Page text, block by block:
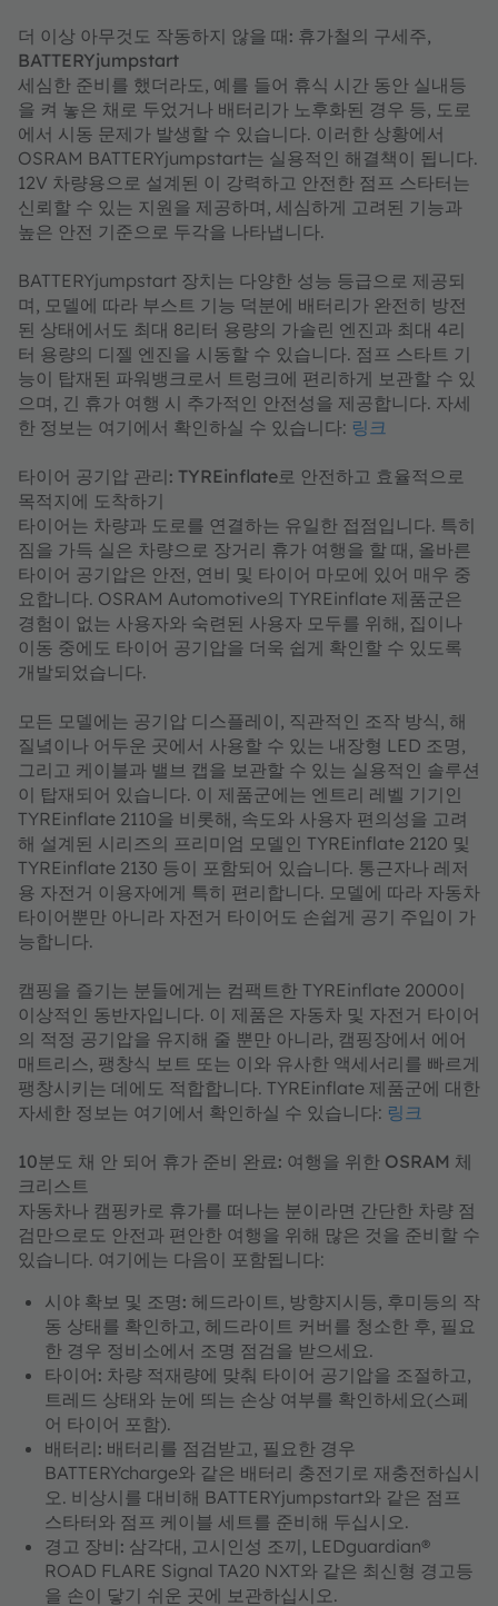
더 이상 아무것도 작동하지 않을 때: 휴가철의 구세주,
BATTERYjumpstart
세심한 준비를 했더라도, 예를 들어 휴식 시간 동안 실내등
을 켜 놓은 채로 두었거나 배터리가 노후화된 경우 등, 도로
에서 시동 문제가 발생할 수 있습니다. 이러한 상황에서
OSRAM BATTERYjumpstart는 실용적인 해결책이 됩니다.
12V 차량용으로 설계된 이 강력하고 안전한 점프 스타터는
신뢰할 수 있는 지원을 제공하며, 세심하게 고려된 기능과
높은 안전 기준으로 두각을 나타냅니다.
BATTERYjumpstart 장치는 다양한 성능 등급으로 제공되
며, 모델에 따라 부스트 기능 덕분에 배터리가 완전히 방전
된 상태에서도 최대 8리터 용량의 가솔린 엔진과 최대 4리
터 용량의 디젤 엔진을 시동할 수 있습니다. 점프 스타트 기
능이 탑재된 파워뱅크로서 트렁크에 편리하게 보관할 수 있
으며, 긴 휴가 여행 시 추가적인 안전성을 제공합니다. 자세
한 정보는 여기에서 확인하실 수 있습니다: 링크
타이어 공기압 관리: TYREinflate로 안전하고 효율적으로
목적지에 도착하기
타이어는 차량과 도로를 연결하는 유일한 접점입니다. 특히
짐을 가득 실은 차량으로 장거리 휴가 여행을 할 때, 올바른
타이어 공기압은 안전, 연비 및 타이어 마모에 있어 매우 중
요합니다. OSRAM Automotive의 TYREinflate 제품군은
경험이 없는 사용자와 숙련된 사용자 모두를 위해, 집이나
이동 중에도 타이어 공기압을 더욱 쉽게 확인할 수 있도록
개발되었습니다.
모든 모델에는 공기압 디스플레이, 직관적인 조작 방식, 해
질녘이나 어두운 곳에서 사용할 수 있는 내장형 LED 조명,
그리고 케이블과 밸브 캡을 보관할 수 있는 실용적인 솔루션
이 탑재되어 있습니다. 이 제품군에는 엔트리 레벨 기기인
TYREinflate 2110을 비롯해, 속도와 사용자 편의성을 고려
해 설계된 시리즈의 프리미엄 모델인 TYREinflate 2120 및
TYREinflate 2130 등이 포함되어 있습니다. 통근자나 레저
용 자전거 이용자에게 특히 편리합니다. 모델에 따라 자동차
타이어뿐만 아니라 자전거 타이어도 손쉽게 공기 주입이 가
능합니다.
캠핑을 즐기는 분들에게는 컴팩트한 TYREinflate 2000이
이상적인 동반자입니다. 이 제품은 자동차 및 자전거 타이어
의 적정 공기압을 유지해 줄 뿐만 아니라, 캠핑장에서 에어
매트리스, 팽창식 보트 또는 이와 유사한 액세서리를 빠르게
팽창시키는 데에도 적합합니다. TYREinflate 제품군에 대한
자세한 정보는 여기에서 확인하실 수 있습니다: 링크
10분도 채 안 되어 휴가 준비 완료: 여행을 위한 OSRAM 체
크리스트
자동차나 캠핑카로 휴가를 떠나는 분이라면 간단한 차량 점
검만으로도 안전과 편안한 여행을 위해 많은 것을 준비할 수
있습니다. 여기에는 다음이 포함됩니다:
시야 확보 및 조명: 헤드라이트, 방향지시등, 후미등의 작
동 상태를 확인하고, 헤드라이트 커버를 청소한 후, 필요
한 경우 정비소에서 조명 점검을 받으세요.
타이어: 차량 적재량에 맞춰 타이어 공기압을 조절하고,
트레드 상태와 눈에 띄는 손상 여부를 확인하세요(스페
어 타이어 포함).
배터리: 배터리를 점검받고, 필요한 경우
BATTERYcharge와 같은 배터리 충전기로 재충전하십시
오. 비상시를 대비해 BATTERYjumpstart와 같은 점프
스타터와 점프 케이블 세트를 준비해 두십시오.
경고 장비: 삼각대, 고시인성 조끼, LEDguardian®
ROAD FLARE Signal TA20 NXT와 같은 최신형 경고등
을 손이 닿기 쉬운 곳에 보관하십시오.